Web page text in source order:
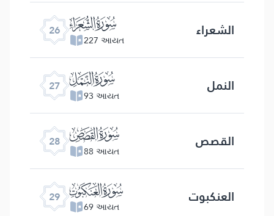
26 ﮦ
227 આયત الشعراء
27 ﮧ
93 આયત النمل
28 ﮨ
88 આયત القصص
29 ﮩ
69 આયત العنكبوت